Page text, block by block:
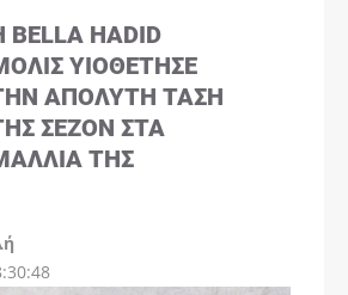
BELLA HADID
ΥΙΟΘΈΤΗΣΕ
ΑΠΌΛΥΤΗ ΤΆΣΗ
ΣΕΖΌΝ ΣΤΑ
ΤΗΣ